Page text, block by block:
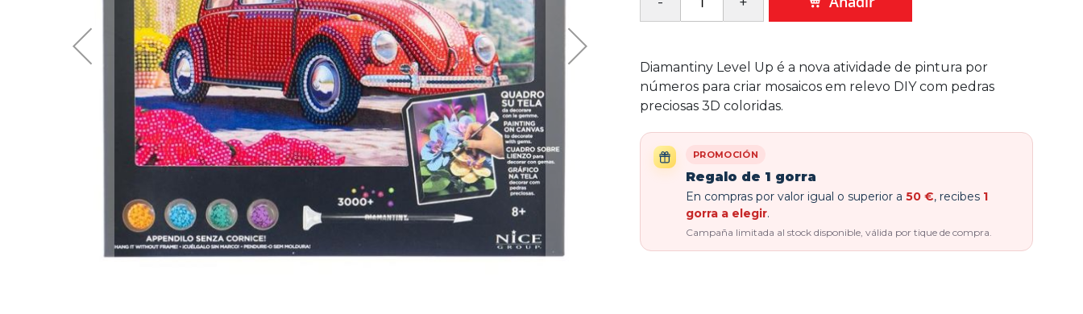
Diamantiny Level Up é a nova atividade de pintura por
números para criar mosaicos em relevo DIY com pedras
preciosas 3D coloridas.
PROMOCIÓN
Regalo de 1 gorra
En compras por valor igual o superior a 50 €, recibes 1
gorra a elegir.
Campaña limitada al stock disponible, válida por tique de compra.